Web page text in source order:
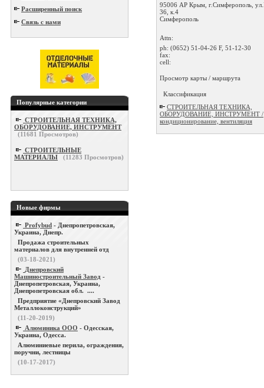
Расширенный поиск
Связь с нами
Популярные категории
СТРОИТЕЛЬНАЯ ТЕХНИКА,
ОБОРУДОВАНИЕ, ИНСТРУМЕНТ
(11681 Просмотров)
СТРОИТЕЛЬНЫЕ
МАТЕРИАЛЫ
(11283 Просмотров)
Новые фирмы
Profybud - Днепропетровская,
Украина, Днепр.
Продажа строительных
материалов для внутренней отд
(03-18-2021)
Днепровский
Машиностроительный Завод -
Днепропетровская, Украина,
Днепропетровская обл. ....
Предприятие «Днепровский Завод
Металлоконструкций»
(11-20-2019)
Алюминика ООО - Одесская,
Украина, Одесса.
Алюминиевые перила, ограждения,
поручни, лестницы
(10-17-2017)
95006 АР Крым, г.Симферополь,
36, к.4
Симферополь
Attn:
ph: (0652) 51-04-26 F, 51-12-30
fax:
cell:
Просмотр карты / маршрута
Классификация
СТРОИТЕЛЬНАЯ ТЕХНИКА,
ОБОРУДОВАНИЕ, ИНСТРУМЕНТ /
кондиционирование, вентиляция